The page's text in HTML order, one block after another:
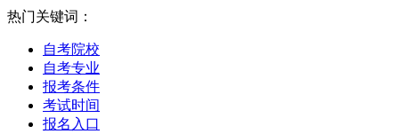
热门关键词：
自考院校
自考专业
报考条件
考试时间
报名入口